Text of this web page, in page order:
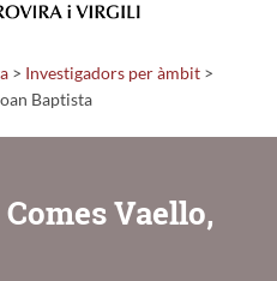
> Investigadors per àmbit >
Baptista
Vaello,